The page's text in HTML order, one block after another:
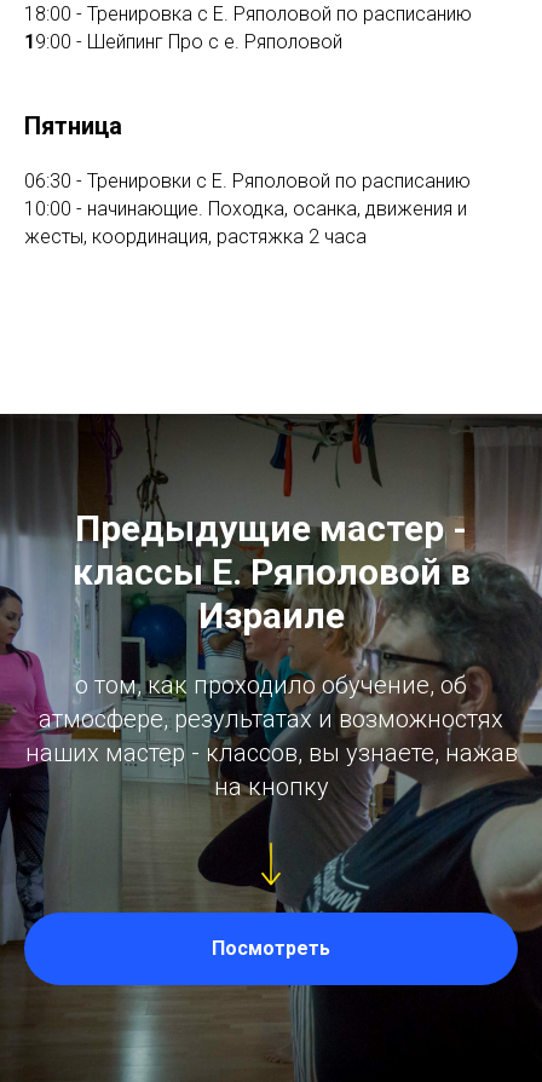
18:00 - Тренировка с Е. Ряполовой по расписанию
19:00 - Шейпинг Про с е. Ряполовой
Пятница
06:30 - Тренировки с Е. Ряполовой по расписанию
10:00 - начинающие. Походка, осанка, движения и
жесты, координация, растяжка 2 часа
Предыдущие мастер -
классы Е. Ряполовой в
Израиле
о том, как проходило обучение, об
атмосфере, результатах и возможностях
наших мастер - классов, вы узнаете, нажав
на кнопку
Посмотреть